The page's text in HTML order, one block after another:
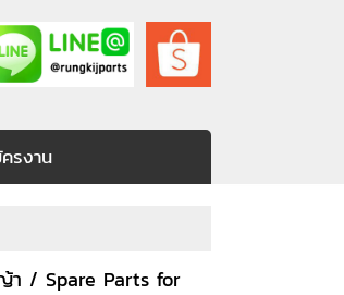
รงาน
า / Spare Parts for